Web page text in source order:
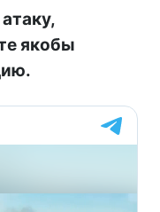
якобы